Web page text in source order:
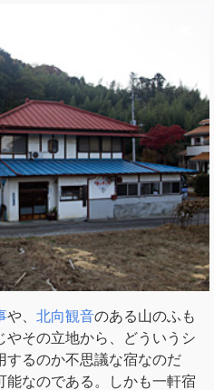
や、 北向観音のある山のふも
やその立地から、どういうシ
するのか不思議な宿なのだ
能なのである。しかも一軒宿